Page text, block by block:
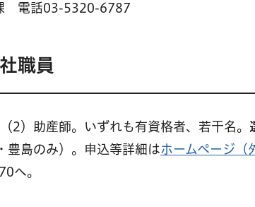
電話03-5320-6787
職員
2）助産師。いずれも有資格者、若干名。
豊島のみ）。申込等詳細はホームページ（
へ。